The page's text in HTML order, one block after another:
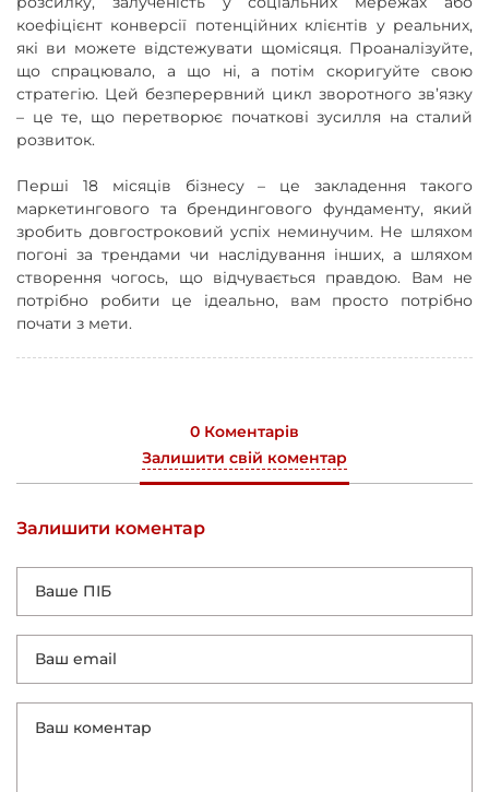
коефіцієнт конверсії потенційних клієнтів у реальних,
які ви можете відстежувати щомісяця. Проаналізуйте,
що спрацювало, а що ні, а потім скоригуйте свою
стратегію. Цей безперервний цикл зворотного зв’язку
– це те, що перетворює початкові зусилля на сталий
розвиток.
Перші 18 місяців бізнесу – це закладення такого
маркетингового та брендингового фундаменту, який
зробить довгостроковий успіх неминучим. Не шляхом
погоні за трендами чи наслідування інших, а шляхом
створення чогось, що відчувається правдою. Вам не
потрібно робити це ідеально, вам просто потрібно
почати з мети.
0 Коментарів
Залишити свій коментар
Залишити коментар